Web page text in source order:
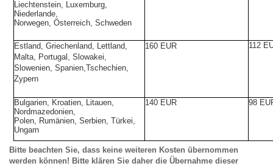
Liechtenstein, Luxemburg,
Niederlande,
Norwegen, Österreich, Schweden
Estland, Griechenland, Lettland,
Malta, Portugal, Slowakei,
Slowenien, Spanien,Tschechien,
Zypern
160 EUR 112
Bulgarien, Kroatien, Litauen,
Nordmazedonien,
Polen, Rumänien, Serbien, Türkei,
Ungarn
140 EUR 98
Bitte beachten Sie, dass keine weiteren Kosten übernommen
werden können! Bitte klären Sie daher die Übernahme dieser